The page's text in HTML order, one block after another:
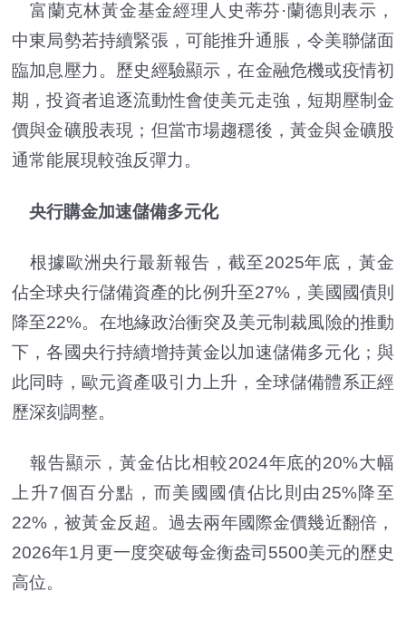
富蘭克林黃金基金經理人史蒂芬·蘭德則表示，
中東局勢若持續緊張，可能推升通脹，令美聯儲面
臨加息壓力。歷史經驗顯示，在金融危機或疫情初
期，投資者追逐流動性會使美元走強，短期壓制金
價與金礦股表現；但當市場趨穩後，黃金與金礦股
通常能展現較強反彈力。
央行購金加速儲備多元化
根據歐洲央行最新報告，截至2025年底，黃金
佔全球央行儲備資產的比例升至27%，美國國債則
降至22%。在地緣政治衝突及美元制裁風險的推動
下，各國央行持續增持黃金以加速儲備多元化；與
此同時，歐元資產吸引力上升，全球儲備體系正經
歷深刻調整。
報告顯示，黃金佔比相較2024年底的20%大幅
上升7個百分點，而美國國債佔比則由25%降至
22%，被黃金反超。過去兩年國際金價幾近翻倍，
2026年1月更一度突破每金衡盎司5500美元的歷史
高位。